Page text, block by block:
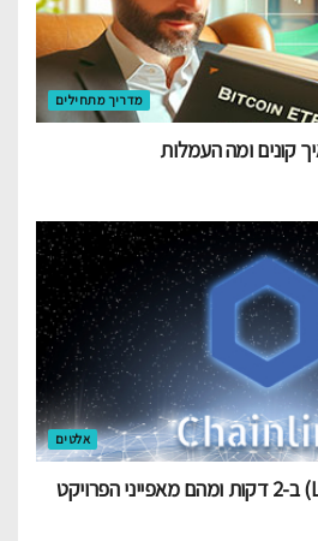
מדריך מתחילים
אלטים